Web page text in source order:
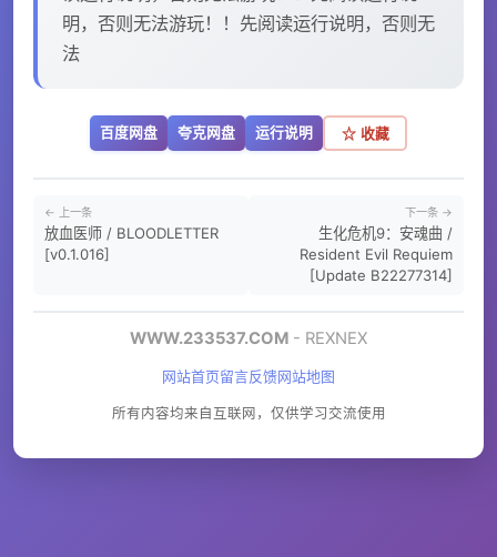
明，否则无法游玩！！先阅读运行说明，否则无
法
百度网盘 夸克网盘 运行说明 ☆ 收藏
← 上一条
放血医师 / BLOODLETTER
[v0.1.016]
下一条 →
生化危机9：安魂曲 /
Resident Evil Requiem
[Update B22277314]
WWW.233537.COM - REXNEX
网站首页留言反馈网站地图
所有内容均来自互联网，仅供学习交流使用